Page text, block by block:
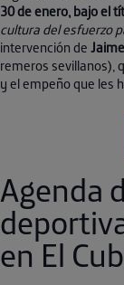
30 de enero, bajo el
cultura del esfuerzo
intervención de
remeros sevillanos),
y el empeño que les
Agenda
en El